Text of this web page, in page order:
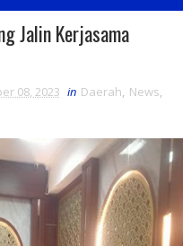
Jalin Kerjasama
08, 2023 in Daerah, News,